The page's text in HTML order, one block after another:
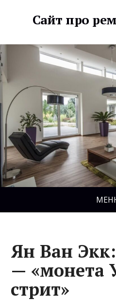
Сайт про
Ян Ван
— «монета
стрит»